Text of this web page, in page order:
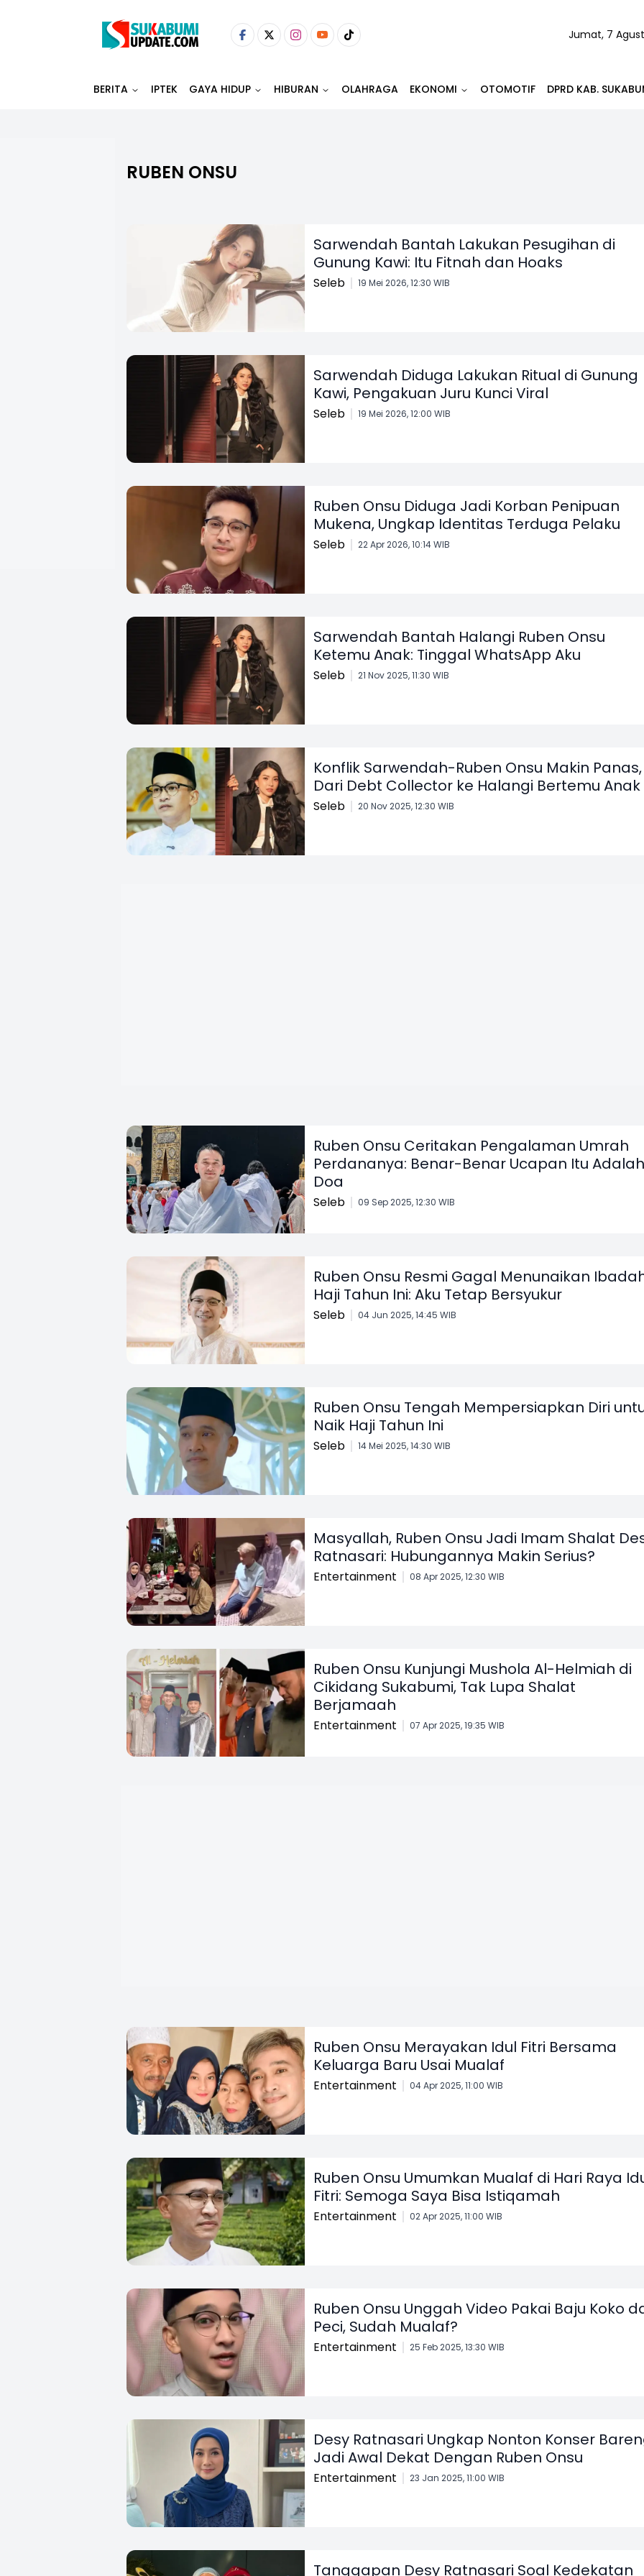
Jumat, 7
BERITA IPTEK GAYA HIDUP HIBURAN OLAHRAGA EKONOMI OTOMOTIF DPRD KAB.
RUBEN ONSU
Sarwendah Bantah Lakukan Pesugihan di
Gunung Kawi: Itu Fitnah dan Hoaks
Seleb 19 Mei 2026, 12:30 WIB
Sarwendah Diduga Lakukan Ritual di Gunung
Kawi, Pengakuan Juru Kunci Viral
Seleb 19 Mei 2026, 12:00 WIB
Ruben Onsu Diduga Jadi Korban Penipuan
Mukena, Ungkap Identitas Terduga Pelaku
Seleb 22 Apr 2026, 10:14 WIB
Sarwendah Bantah Halangi Ruben Onsu
Ketemu Anak: Tinggal WhatsApp Aku
Seleb 21 Nov 2025, 11:30 WIB
Konflik Sarwendah-Ruben Onsu Makin Panas,
Dari Debt Collector ke Halangi Bertemu Anak
Seleb 20 Nov 2025, 12:30 WIB
Ruben Onsu Ceritakan Pengalaman Umrah
Perdananya: Benar-Benar Ucapan Itu Adalah
Doa
Seleb 09 Sep 2025, 12:30 WIB
Ruben Onsu Resmi Gagal Menunaikan
Haji Tahun Ini: Aku Tetap Bersyukur
Seleb 04 Jun 2025, 14:45 WIB
Ruben Onsu Tengah Mempersiapkan Diri
Naik Haji Tahun Ini
Seleb 14 Mei 2025, 14:30 WIB
Masyallah, Ruben Onsu Jadi Imam Shalat
Ratnasari: Hubungannya Makin Serius?
Entertainment 08 Apr 2025, 12:30 WIB
Ruben Onsu Kunjungi Mushola Al-Helmiah di
Cikidang Sukabumi, Tak Lupa Shalat
Berjamaah
Entertainment 07 Apr 2025, 19:35 WIB
Ruben Onsu Merayakan Idul Fitri Bersama
Keluarga Baru Usai Mualaf
Entertainment 04 Apr 2025, 11:00 WIB
Ruben Onsu Umumkan Mualaf di Hari Raya
Fitri: Semoga Saya Bisa Istiqamah
Entertainment 02 Apr 2025, 11:00 WIB
Ruben Onsu Unggah Video Pakai Baju Koko
Peci, Sudah Mualaf?
Entertainment 25 Feb 2025, 13:30 WIB
Desy Ratnasari Ungkap Nonton Konser
Jadi Awal Dekat Dengan Ruben Onsu
Entertainment 23 Jan 2025, 11:00 WIB
Tanggapan Desy Ratnasari Soal Kedekatan